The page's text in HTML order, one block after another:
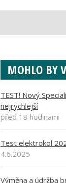
MOHLO BY
TEST! Nový
nejrychlejší
před 18 hodinami
Test elektrokol
4.6.2025
Výměna a údržba